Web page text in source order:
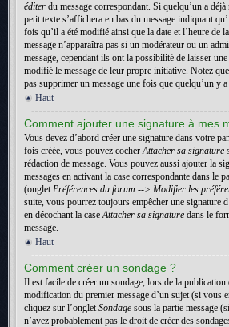
éditer du message correspondant. Si quelqu’un a
petit texte s’affichera en bas du message indiquant
fois qu’il a été modifié ainsi que la date et l’heure de
message n’apparaîtra pas si un modérateur ou un
message, cependant ils ont la possibilité de laisser
modifié le message de leur propre initiative. Notez
pas supprimer un message une fois que quelqu’un y
Haut
Comment ajouter une signature à mes
Vous devez d’abord créer une signature dans votre
fois créée, vous pouvez cocherAttacher sa signature
rédaction de message. Vous pouvez aussi ajouter la
messages en activant la case correspondante dans le
(ongletPréférences du forum --> Modifier les
suite, vous pourrez toujours empêcher une signature
en décochant la caseAttacher sa signature dans le
message.
Haut
Comment créer un sondage ?
Il est facile de créer un sondage, lors de la publication
modification du premier message d’un sujet (si vous
cliquez sur l’ongletSondage sous la partie message
n’avez probablement pas le droit de créer des